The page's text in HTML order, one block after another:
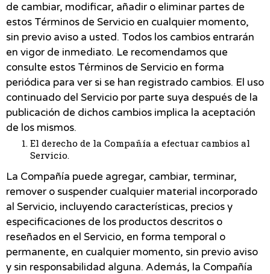
de cambiar, modificar, añadir o eliminar partes de
estos Términos de Servicio en cualquier momento,
sin previo aviso a usted. Todos los cambios entrarán
en vigor de inmediato. Le recomendamos que
consulte estos Términos de Servicio en forma
periódica para ver si se han registrado cambios. El uso
continuado del Servicio por parte suya después de la
publicación de dichos cambios implica la aceptación
de los mismos.
El derecho de la Compañía a efectuar cambios al
Servicio.
La Compañía puede agregar, cambiar, terminar,
remover o suspender cualquier material incorporado
al Servicio, incluyendo características, precios y
especificaciones de los productos descritos o
reseñados en el Servicio, en forma temporal o
permanente, en cualquier momento, sin previo aviso
y sin responsabilidad alguna. Además, la Compañía